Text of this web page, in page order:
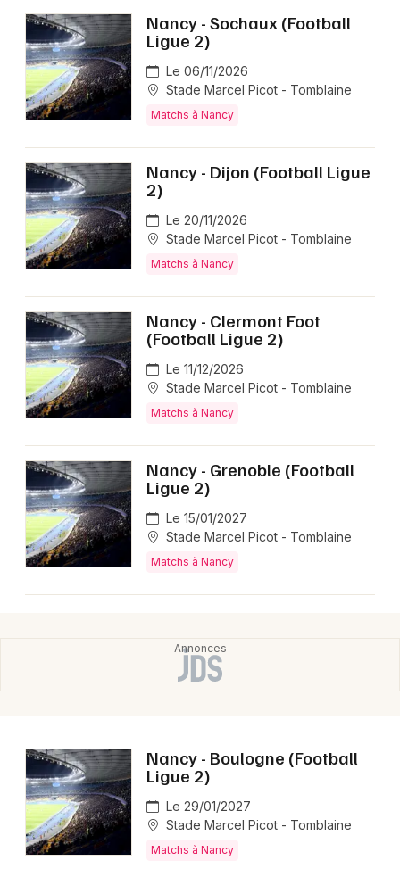
Nancy - Sochaux (Football
Ligue 2)
Le 06/11/2026
Stade Marcel Picot - Tomblaine
Matchs à Nancy
Nancy - Dijon (Football Ligue
2)
Le 20/11/2026
Stade Marcel Picot - Tomblaine
Matchs à Nancy
Nancy - Clermont Foot
(Football Ligue 2)
Le 11/12/2026
Stade Marcel Picot - Tomblaine
Matchs à Nancy
Nancy - Grenoble (Football
Ligue 2)
Le 15/01/2027
Stade Marcel Picot - Tomblaine
Matchs à Nancy
Nancy - Boulogne (Football
Ligue 2)
Le 29/01/2027
Stade Marcel Picot - Tomblaine
Matchs à Nancy